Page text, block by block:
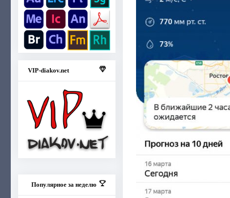
VIP-diakov.net
Популярное за неделю